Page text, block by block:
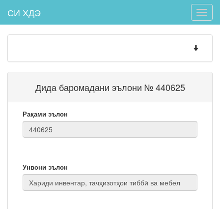
Toggle
СИ ХДЭ
Toggle
Дида баромадани эълони № 440625
Рақами эълон
Унвони эълон